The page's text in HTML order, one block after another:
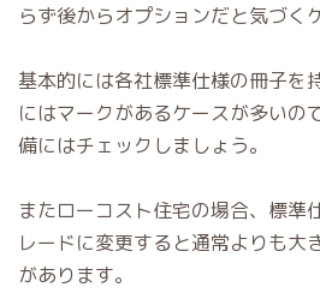
らず後からオプションだと気づく
基本的には各社標準仕様の冊子を
にはマークがあるケースが多いの
備にはチェックしましょう。
またローコスト住宅の場合、標準
レードに変更すると通常よりも大
があります。